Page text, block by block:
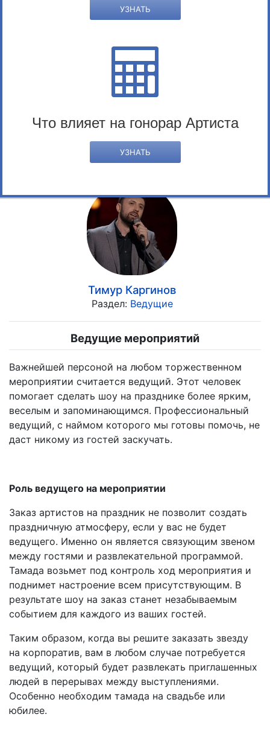
Татьяна Веденеева
Раздел:Ведущие
Таир Мамедов
Раздел:Ведущие
Тимур Каргинов
Раздел: Ведущие
Ведущие мероприятий
Важнейшей персоной на любом торжественном
мероприятии считается ведущий. Этот человек
помогает сделать шоу на празднике более ярким,
веселым и запоминающимся. Профессиональный
ведущий, с наймом которого мы готовы помочь, не
даст никому из гостей заскучать.
Роль ведущего на мероприятии
Заказ артистов на праздник не позволит создать
праздничную атмосферу, если у вас не будет
ведущего. Именно он является связующим звеном
между гостями и развлекательной программой.
Тамада возьмет под контроль ход мероприятия и
поднимет настроение всем присутствующим. В
результате шоу на заказ станет незабываемым
событием для каждого из ваших гостей.
Таким образом, когда вы решите заказать звезду
на корпоратив, вам в любом случае потребуется
ведущий, который будет развлекать приглашенных
людей в перерывах между выступлениями.
Особенно необходим тамада на свадьбе или
юбилее.
УЗНАТЬ
Что влияет на гонорар Артиста
УЗНАТЬ